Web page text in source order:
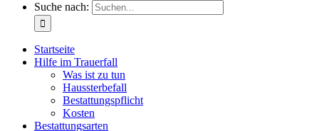
Suche nach:
Startseite
Hilfe im Trauerfall
Was ist zu tun
Haussterbefall
Bestattungspflicht
Kosten
Bestattungsarten